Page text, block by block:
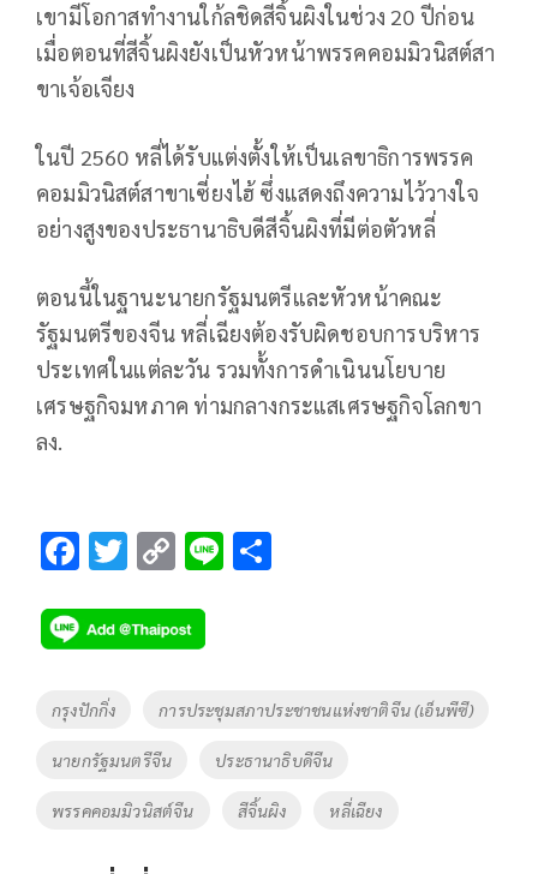
เขามีโอกาสทำงานใก้ลชิดสีจิ้นผิงในช่วง 20 ปีก่อน
เมื่อตอนที่สีจิ้นผิงยังเป็นหัวหน้าพรรคคอมมิวนิสต์สา
ขาเจ้อเจียง
ในปี 2560 หลี่ได้รับแต่งตั้งให้เป็นเลขาธิการพรรค
คอมมิวนิสต์สาขาเซี่ยงไฮ้ ซึ่งแสดงถึงความไว้วางใจ
อย่างสูงของประธานาธิบดีสีจิ้นผิงที่มีต่อตัวหลี่
ตอนนี้ในฐานะนายกรัฐมนตรีและหัวหน้าคณะ
รัฐมนตรีของจีน หลี่เฉียงต้องรับผิดชอบการบริหาร
ประเทศในแต่ละวัน รวมทั้งการดำเนินนโยบาย
เศรษฐกิจมหภาค ท่ามกลางกระแสเศรษฐกิจโลกขา
ลง.
F
e
b
o
o
k
T
tt
er
C
p
y
Li
Li
Tags
กรุงปักกิ่ง การประชุมสภาประชาชนแห่งชาติจีน (เอ็นพีซี)
นายกรัฐมนตรีจีน ประธานาธิบดีจีน
พรรคคอมมิวนิสต์จีน สีจิ้นผิง หลี่เฉียง